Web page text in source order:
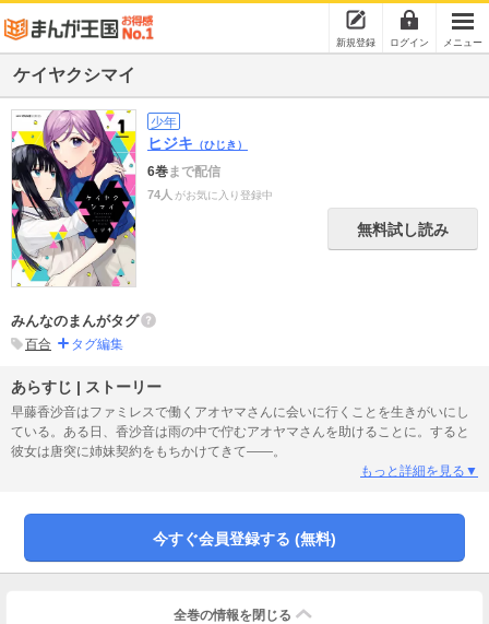
新規登録 ログイン メニュー
ケイヤクシマイ
少年
ヒジキ （ひじき）
6巻まで配信
74人 がお気に入り登録中
無料試し読み
みんなのまんがタグ
百合 タグ編集
あらすじ | ストーリー
早藤香沙音はファミレスで働くアオヤマさんに会いに行くことを生きがいにし
ている。ある日、香沙音は雨の中で佇むアオヤマさんを助けることに。すると
彼女は唐突に姉妹契約をもちかけてきて――。
もっと詳細を見る▼
今すぐ会員登録する (無料)
全巻の情報を 閉じる